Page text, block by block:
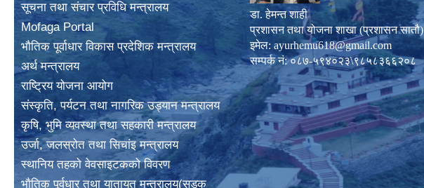
सूचना तथा संचार प्रविधि मन्त्रालय
Mofaga Portal
भाैतिक पूर्वाधार विकास प्रदेशिक मन्त्रालय
अर्थ मन्त्रालय
राष्ट्रिय योजना आयोग
संस्कृति, पर्यटन तथा नागरिक उड्यान मन्त्रालय
कृषि, भुमि व्यवस्था तथा सहकारी मन्त्रालय
उर्जा, जलस्राेत तथा सिचांइ मन्त्रालय
स्थानिय तहकाे वेवसाइटककाे विवरण
भाैतिक पूर्वधार तथा यातायत मन्त्रालय(सडक
डा. हेमन्त शाही
प्रशासन तथा योजना शाखा (प्रशासन सातौ)
इमेल: ayurhemu618@gmail.com
सम्पर्क नं: ०८७-५९४०२३\९८५८३६६२०८